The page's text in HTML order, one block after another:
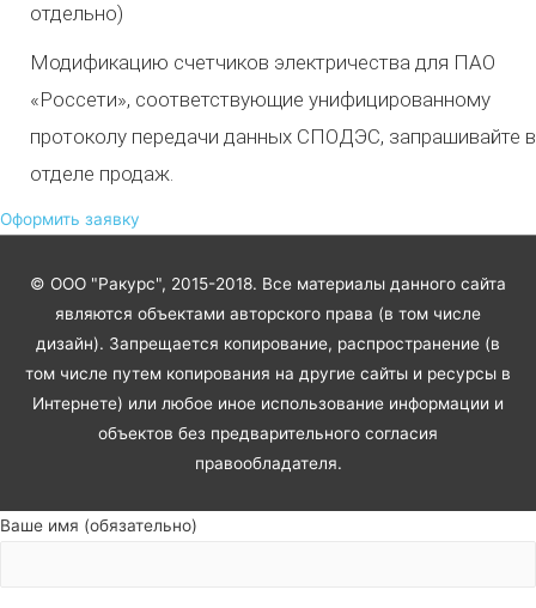
отдельно)
Модификацию счетчиков электричества для ПАО
«Россети», соответствующие унифицированному
протоколу передачи данных СПОДЭС, запрашивайте в
отделе продаж.
Оформить заявку
© ООО "Ракурс", 2015-2018. Все материалы данного сайта
являются объектами авторского права (в том числе
дизайн). Запрещается копирование, распространение (в
том числе путем копирования на другие сайты и ресурсы в
Интернете) или любое иное использование информации и
объектов без предварительного согласия
правообладателя.
Ваше имя (обязательно)